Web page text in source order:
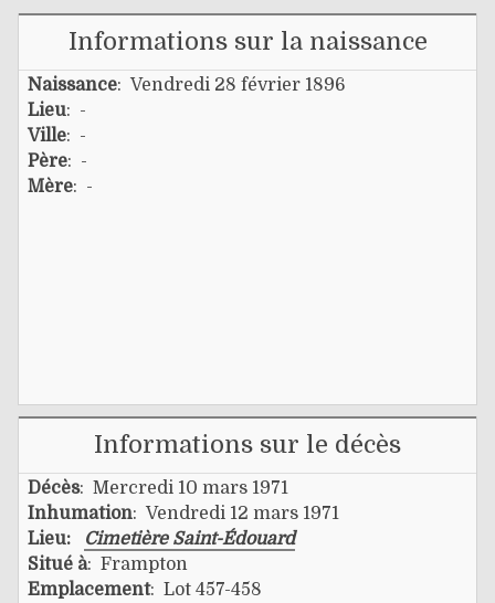
Informations sur la naissance
Naissance: Vendredi 28 février 1896
Lieu: -
Ville: -
Père: -
Mère: -
Informations sur le décès
Décès: Mercredi 10 mars 1971
Inhumation: Vendredi 12 mars 1971
Lieu:
Cimetière Saint-Édouard
Situé à: Frampton
Emplacement: Lot 457-458